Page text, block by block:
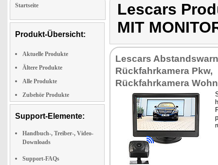
Startseite
Produkt-Übersicht:
Aktuelle Produkte
Ältere Produkte
Alle Produkte
Zubehör Produkte
Support-Elemente:
Handbuch-, Treiber-, Video-
Downloads
Support-FAQs
Lescars
MIT
Lescars
Rückfahrkamera Pkw,
Rückfahrkamera